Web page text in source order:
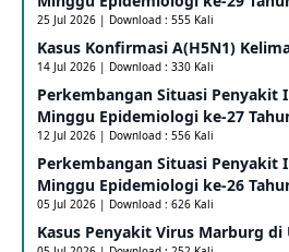
Penetapan Outbreak Penyakit
Uganda Sebagai PHEIC
Outbreak Penyakti Ebola di RD
16
25 Jul 2026 | Download : 555 Kali
Kasus Konfirmasi A(H5N1)
14 Jul 2026 | Download : 330 Kali
Perkembangan Situasi Penyakit
Minggu Epidemiologi ke-27
12 Jul 2026 | Download : 556 Kali
Perkembangan Situasi Penyakit
Minggu Epidemiologi ke-26
05 Jul 2026 | Download : 626 Kali
Kasus Penyakit Virus Marburg di